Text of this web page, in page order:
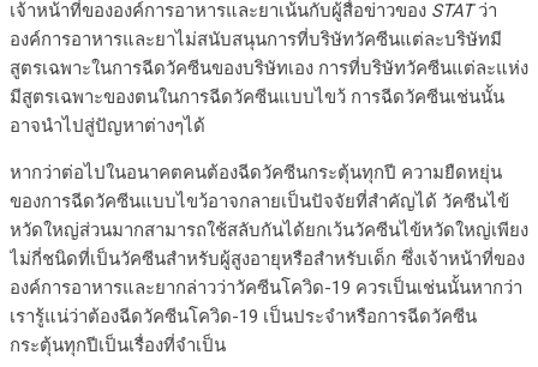
เจ้าหน้าที่ขององค์การอาหารและยาเน้นกับผู้สื่อข่าวของ STATว่า
องค์การอาหารและยาไม่สนับสนุนการที่บริษัทวัคซีนแต่ละบริษัทมี
สูตรเฉพาะในการฉีดวัคซีนของบริษัทเอง การที่บริษัทวัคซีนแต่ละแห่ง
มีสูตรเฉพาะของตนในการฉีดวัคซีนแบบไขว้ การฉีดวัคซีนเช่นนั้น
อาจนำไปสู่ปัญหาต่างๆได้
หากว่าต่อไปในอนาคตคนต้องฉีดวัคซีนกระตุ้นทุกปี ความยืดหยุ่น
ของการฉีดวัคซีนแบบไขว้อาจกลายเป็นปัจจัยที่สำคัญได้ วัคซีนไข้
หวัดใหญ่ส่วนมากสามารถใช้สลับกันได้ยกเว้นวัคซีนไข้หวัดใหญ่เพียง
ไม่กี่ชนิดที่เป็นวัคซีนสำหรับผู้สูงอายุหรือสำหรับเด็ก ซึ่งเจ้าหน้าที่ของ
องค์การอาหารและยากล่าวว่าวัคซีนโควิด-19 ควรเป็นเช่นนั้นหากว่า
เรารู้แน่ว่าต้องฉีดวัคซีนโควิด-19 เป็นประจำหรือการฉีดวัคซีน
กระตุ้นทุกปีเป็นเรื่องที่จำเป็น